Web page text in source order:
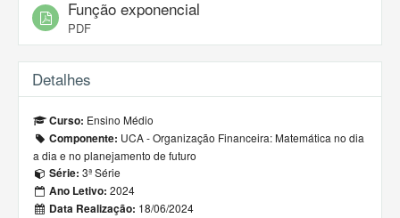
Função exponencial
PDF
Detalhes
Curso: Ensino Médio
Componente: UCA - Organização Financeira: Matemática no dia
a dia e no planejamento de futuro
Série: 3ª Série
Ano Letivo: 2024
Data Realização: 18/06/2024